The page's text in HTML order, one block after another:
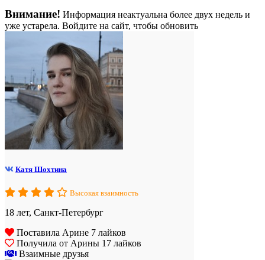
Внимание! Информация неактуальна более двух недель и
уже устарела. Войдите на сайт, чтобы обновить
Катя Шохтина
Высокая взаимность
18 лет, Санкт-Петербург
Поставила Арине 7 лайков
Получила от Арины 17 лайков
Взаимные друзья